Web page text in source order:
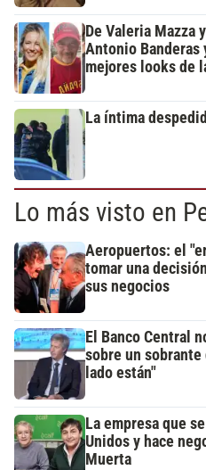
De Valeria Mazza
Antonio Banderas
mejores looks de
La íntima
Lo más visto en
Aeropuertos: el
tomar una
sus negocios
El Banco Central
sobre un
lado están"
La empresa que
Unidos y hace
Muerta